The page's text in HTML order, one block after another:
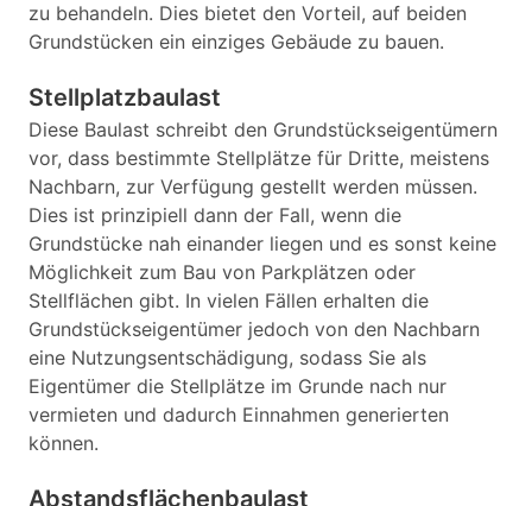
zu behandeln. Dies bietet den Vorteil, auf beiden
Grundstücken ein einziges Gebäude zu bauen.
Stellplatzbaulast
Diese Baulast schreibt den Grundstückseigentümern
vor, dass bestimmte Stellplätze für Dritte, meistens
Nachbarn, zur Verfügung gestellt werden müssen.
Dies ist prinzipiell dann der Fall, wenn die
Grundstücke nah einander liegen und es sonst keine
Möglichkeit zum Bau von Parkplätzen oder
Stellflächen gibt. In vielen Fällen erhalten die
Grundstückseigentümer jedoch von den Nachbarn
eine Nutzungsentschädigung, sodass Sie als
Eigentümer die Stellplätze im Grunde nach nur
vermieten und dadurch Einnahmen generierten
können.
Abstandsflächenbaulast